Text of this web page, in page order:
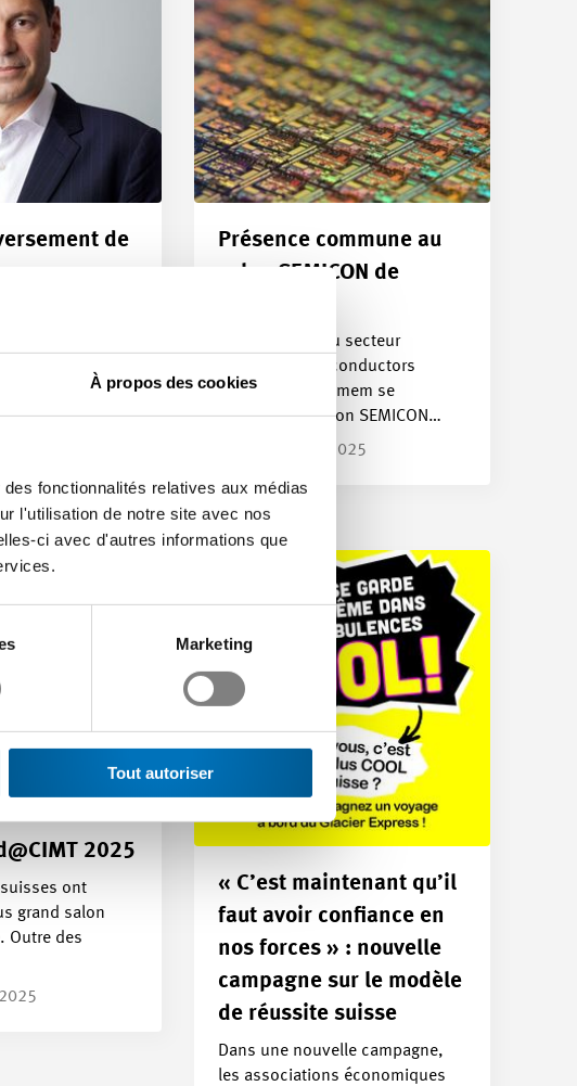
À propos des cookies
fonctionnalités relatives aux médias
l'utilisation de notre site avec nos
ci avec d'autres informations que
Marketing
Tout autoriser
de
vue
suisse reste
Présence commune au
salon SEMICON de
Les membres du secteur
industriel Semiconductors
(SEMI) de Swissmem se
réuniront au salon SEMICON…
Article | 05.08.2025
2025
ont
grand salon
Outre des
« C’est maintenant qu’il
faut avoir confiance en
nos forces » : nouvelle
campagne sur le modèle
de réussite suisse
Dans une nouvelle campagne,
les associations économiques